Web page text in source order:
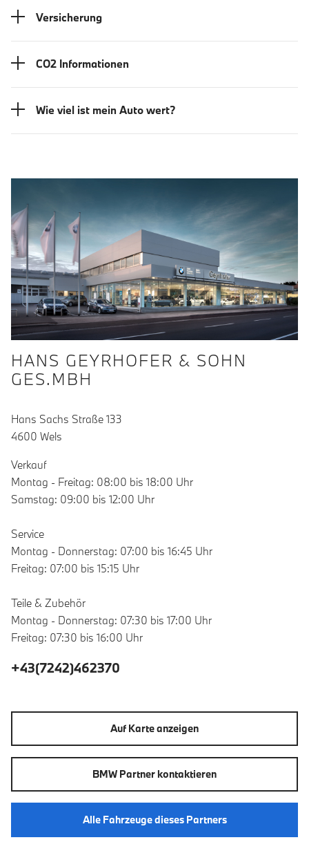
Versicherung
CO2 Informationen
Wie viel ist mein Auto wert?
HANS GEYRHOFER & SOHN
GES.MBH
Hans Sachs Straße 133
4600 Wels
Verkauf
Montag - Freitag: 08:00 bis 18:00 Uhr
Samstag: 09:00 bis 12:00 Uhr
Service
Montag - Donnerstag: 07:00 bis 16:45 Uhr
Freitag: 07:00 bis 15:15 Uhr
Teile & Zubehör
Montag - Donnerstag: 07:30 bis 17:00 Uhr
Freitag: 07:30 bis 16:00 Uhr
+43(7242)462370
Auf Karte anzeigen
BMW Partner kontaktieren
Alle Fahrzeuge dieses Partners